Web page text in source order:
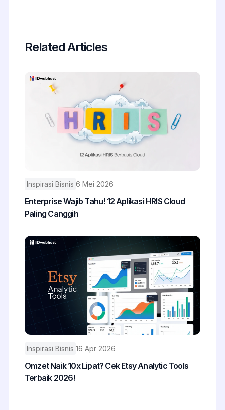
Related Articles
Inspirasi Bisnis 6 Mei 2026
Enterprise Wajib Tahu! 12 Aplikasi HRIS Cloud
Paling Canggih
Inspirasi Bisnis 16 Apr 2026
Omzet Naik 10x Lipat? Cek Etsy Analytic Tools
Terbaik 2026!